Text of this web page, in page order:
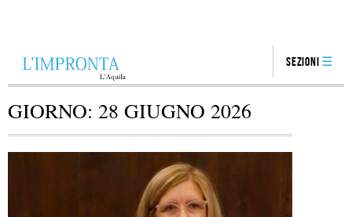
Sezioni
GIORNO: 28 GIUGNO 2026